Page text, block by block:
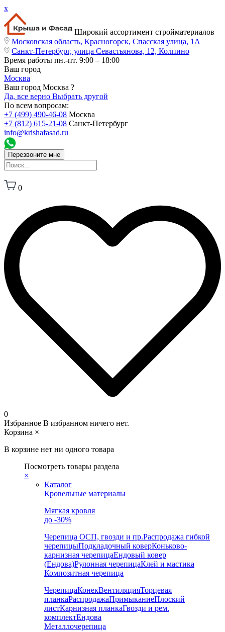
x
Широкий ассортимент стройматериалов
Московская область, Красногорск, Спасская улица, 1А
Санкт-Петербург, улица Севастьянова, 12, Колпино
Время работы пн.-пт. 9:00 – 18:00
Ваш город
Москва
Ваш город Москва ?
Да, все верно Выбрать другой
По всем вопросам:
+7 (499) 490-46-08 Москва
+7 (812) 615-21-08 Санкт-Петербург
info@krishafasad.ru
Перезвоните мне
0
0
Избранное В избранном ничего нет.
Корзина ×
В корзине нет ни одного товара
Посмотреть товары раздела
×
Каталог
Кровельные материалы
Мягкая кровля
до -30%
Черепица ОСП, гвозди и пр.Распродажа гибкой
черепицыПодкладочный коверКоньково-
карнизная черепицаЕндовый ковер
(Ендова)Рулонная черепицаКлей и мастика
Композитная черепица
ЧерепицаКонекВентиляцияТорцевая
планкаРаспродажаПримыканиеПлоский
листКарнизная планкаГвозди и рем.
комплектЕндова
Металлочерепица